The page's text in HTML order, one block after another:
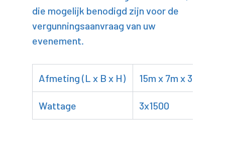
die mogelijk benodigd zijn voor de
vergunningsaanvraag van uw
evenement.
Afmeting (L x B x H) 15m x 7m x 3m
Wattage 3x1500